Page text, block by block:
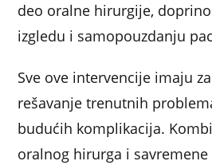
deo oralne hirurgije,
izgledu i samopouzdanju
Sve ove intervencije imaju
rešavanje trenutnih
budućih komplikacija.
oralnog hirurga i